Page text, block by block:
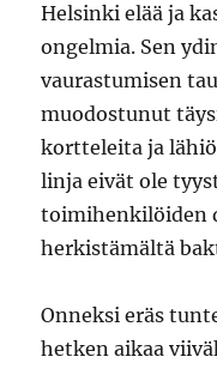
Helsinki elää ja
ongelmia. Sen
vaurastumisen
muodostunut
kortteleita ja
linja eivät ole
toimihenkilöiden
herkistämältä
Onneksi eräs
hetken aikaa